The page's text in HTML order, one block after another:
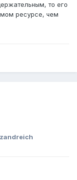
то его
ресурсе, чем